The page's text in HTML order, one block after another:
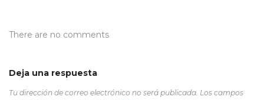
There are no comments
Deja una respuesta
Tu dirección de correo electrónico no será publicada. Los campos